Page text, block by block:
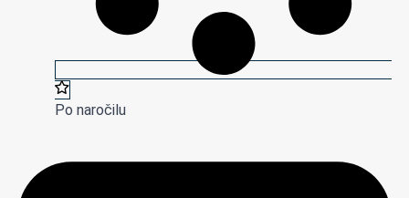
Po naročilu